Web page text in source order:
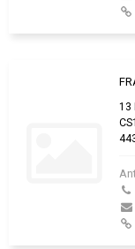
13